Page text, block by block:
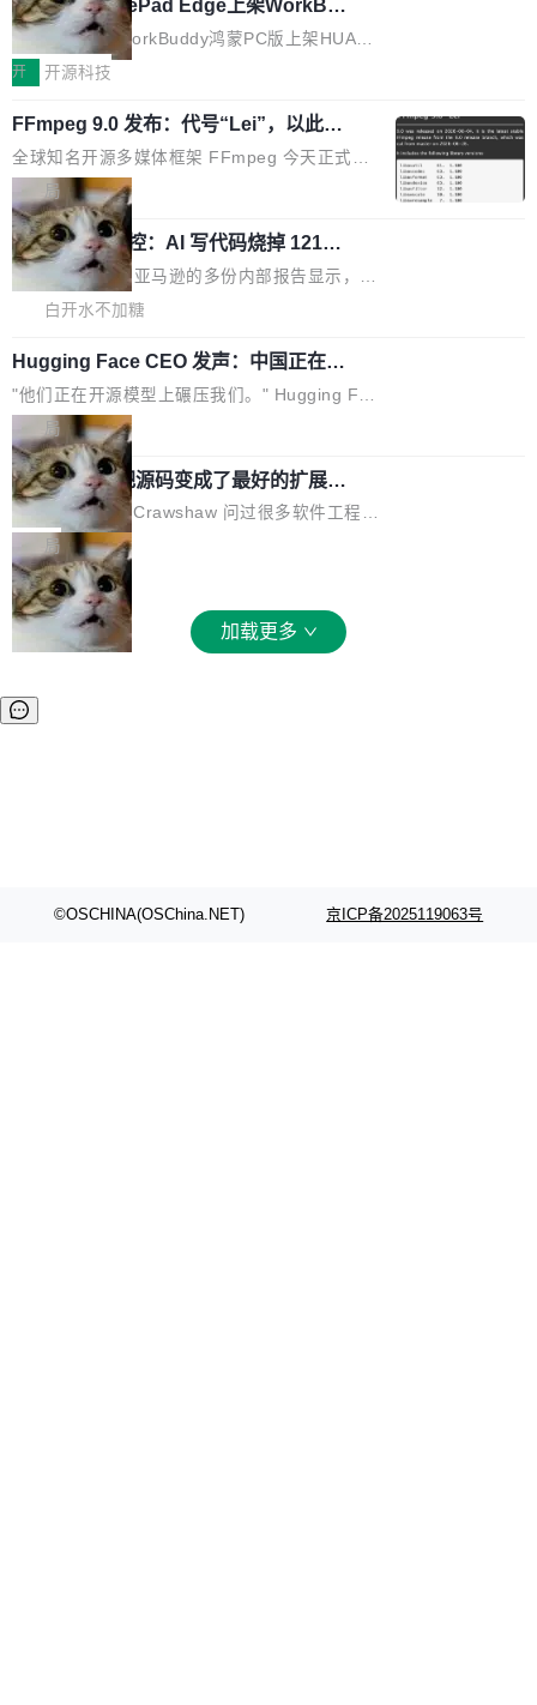
和销毁都太重了。一个 Agent 要执行的任务可能
只需要几毫秒的 CPU 时间，但容器从冷启动到
就绪要花数秒。如果未来有十...
人、套取机密信息的对手。 OpenAI 没发律师
函，也没选择庭外沉默。它在官网贴了一篇博
文，标题只有六个字：Apple is getting this wro
录全贴了出来。 他发错人了 苹果外部律师 Gabr
iel Gross 来自 Weil 律所，2 月 23 日下午 5:53
给 OpenAI 总法律顾问 Che Chang 发了封邮
件，附了一封长信，要求 OpenAI 配合调查前苹
果员工带走机密信...
HUAWEI MatePad Edge上架WorkBu
ddy鸿蒙PC版，说话就能干活的AI办公
搭子
全能AI工作台WorkBuddy鸿蒙PC版上架HUAWE
I MatePad Edge应用市场，直接下载即可使
这是目前市面上唯一支持平板接入WorkBuddy P
C版的产品，搭载“人机双写”重磅功能——你写
你的，AI写AI的，同屏协作互不干扰。一句话让
AI帮你干活，现在开启全新体验！ 温馨提示：
体验WorkBuddy鸿蒙PC版前，请将 HUAWEI M
atePad Edge 升级至 HarmonyOS 6.1.0.135S
载安装完成升级即可。 没有...
开 开源科技
FFmpeg 9.0 发布：代号“Lei”，以此纪
念中国开发者雷霄骅
全球知名开源多媒体框架 FFmpeg 今天正式发
布了 9.0 版本。这个版本除了带来新一代音视频
处理能力和硬件加速支持之外，还有一个特殊之
处：FFmpeg 9.0 的代号是“Lei”。 这个名字，
来自中国开发者雷霄骅（Lei Xiaohua）。 对于
很多中国音视频开发者而言，这个名字并不陌
析和开源示例，让一代开发者第一次真正理解 F
Fmpeg，也成为很多人进入音视频开发领域的
“启蒙老师”。 而今年，恰好是雷霄骅离世十周
年。FFmpeg 社区最终选择用一个大版本的名
字，留下了这份纪念。 雷霄骅曾是中国传媒大学
数字电视技术方向的博士生，长期从事视频、音
频技...
局
亚马逊成本失控：AI 写代码烧掉 1215
万元，超预算 860%
外媒近日曝光了亚马逊的多份内部报告显示，AI
导致公司在多个项目上超支。《金融时报》报道
（约合人民币 1215 万元）。 具体来说，一名工
程师借助 Anthropic 旗下 Claude Sonnet 模型
编写程序，目标是完成电商平台作者信息与商品
列表的数据匹配 —— 一项常规的数据处理任
务，最终却产生了 180 万美元的账单，实际支出
超出原定预算 860%。 更令人意外的是，该项目
最终并未成功落地，而高额算力消耗持续运行长
达 5 个月，公司直到财务对账时才察觉异常。这
意味着一个无人看管的 AI 程序，在近半年时间
里日夜不停地"烧钱"。 复盘显示，...
白开水不加糖
Hugging Face CEO 发声：中国正在开
源模型上碾压我们
"他们正在开源模型上碾压我们。" Hugging Fac
e CEO Clément Delangue 在 CNBC 的采访里
没有拐弯抹角。他说中国正在赢得 AI 竞赛，而
且按目前的速度，中国 AI 工具预计在今年底或
2027 年就能追上美国前沿实验室的水平。 Dela
ngue 把原因归结为一件事：开放协作。中国的
AI 开发者在一个共享和协作的生态里加速迭代，
而美国模型厂商在"闭门造车"。他的原话是 "buil
ding in silos"——各自为战，互不通气。 这个判
断从他嘴里说出来分量不同。Hugging Face 是
型。谁在开源赛道上领先，...
局
当 AI agent 把源码变成了最好的扩展系
统，开发者工具必须开源
五年前，David Crawshaw 问过很多软件工程师
一个问题：你写过什么给自己用的程序？答案几
乎都是没有。工程师们整天用别人写的程序写程
序给别人用。偶尔有人自己写个博客系统、智能
家居控制、家庭实验室，都算稀奇事。 Crawsh
aw 是 Shelley 的作者，一个开源 AI coding age
简单：开发者工具必须开源。 理由不是传统的自
局
加载更多
©OSCHINA(OSChina.NET) 京ICP备2025119063号